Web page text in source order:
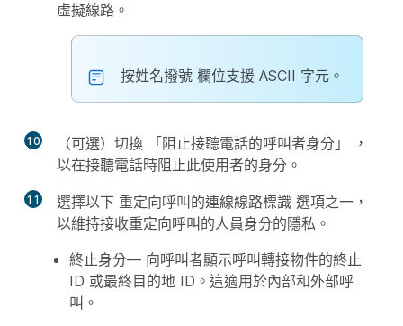
虛擬線路。
按姓名撥號 欄位支援 ASCII 字元。
10 （可選）切換 「阻止接聽電話的呼叫者身分」
，
以在接聽電話時阻止此使用者的身分。
11 選擇以下 重定向呼叫的連線線路標識 選項之一，
以維持接收重定向呼叫的人員身分的隱私。
終止身分— 向呼叫者顯示呼叫轉接物件的終止
ID 或最終目的地 ID。這適用於內部和外部呼
叫。